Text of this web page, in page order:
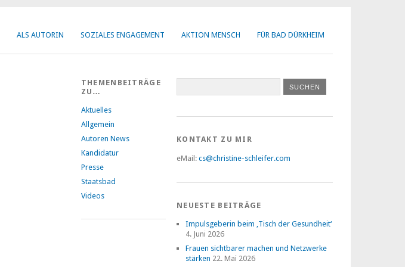
ALS AUTORIN SOZIALES ENGAGEMENT AKTION MENSCH FÜR BAD DÜRKHEIM
THEMENBEITRÄGE
ZU…
Aktuelles
Allgemein
Autoren News
Kandidatur
Presse
Staatsbad
Videos
KONTAKT ZU MIR
eMail: cs@christine-schleifer.com
NEUESTE BEITRÄGE
Impulsgeberin beim ‚Tisch der Gesundheit‘
4. Juni 2026
Frauen sichtbarer machen und Netzwerke
stärken 22. Mai 2026